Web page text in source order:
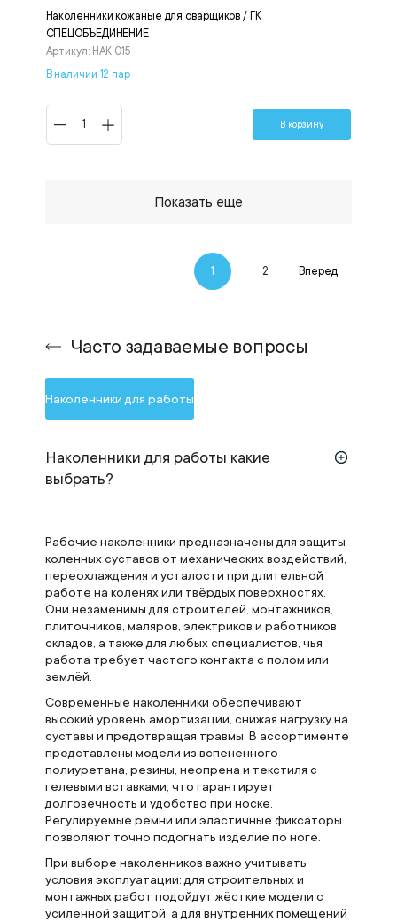
Наколенники кожаные для сварщиков / ГК
СПЕЦОБЪЕДИНЕНИЕ
Артикул: НАК 015
В наличии 12 пар
В корзину
Показать еще
1 2 Вперед
Часто задаваемые вопросы
Наколенники для работы
Наколенники для работы какие
выбрать?
Рабочие наколенники предназначены для защиты
коленных суставов от механических воздействий,
переохлаждения и усталости при длительной
работе на коленях или твёрдых поверхностях.
Они незаменимы для строителей, монтажников,
плиточников, маляров, электриков и работников
складов, а также для любых специалистов, чья
работа требует частого контакта с полом или
землёй.
Современные наколенники обеспечивают
высокий уровень амортизации, снижая нагрузку на
суставы и предотвращая травмы. В ассортименте
представлены модели из вспененного
полиуретана, резины, неопрена и текстиля с
гелевыми вставками, что гарантирует
долговечность и удобство при носке.
Регулируемые ремни или эластичные фиксаторы
позволяют точно подогнать изделие по ноге.
При выборе наколенников важно учитывать
условия эксплуатации: для строительных и
монтажных работ подойдут жёсткие модели с
усиленной защитой, а для внутренних помещений